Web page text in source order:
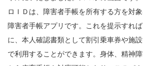
ロＩＤは、障害者手帳を所有する方を対
障害者手帳アプリです。これを提示すれ
に、本人確認書類として割引乗車券や施
で利用することができます。身体、精神